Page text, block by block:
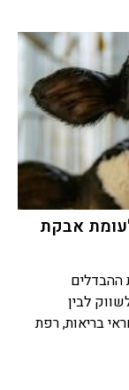
אבקת
לבין
בריאות, רפת